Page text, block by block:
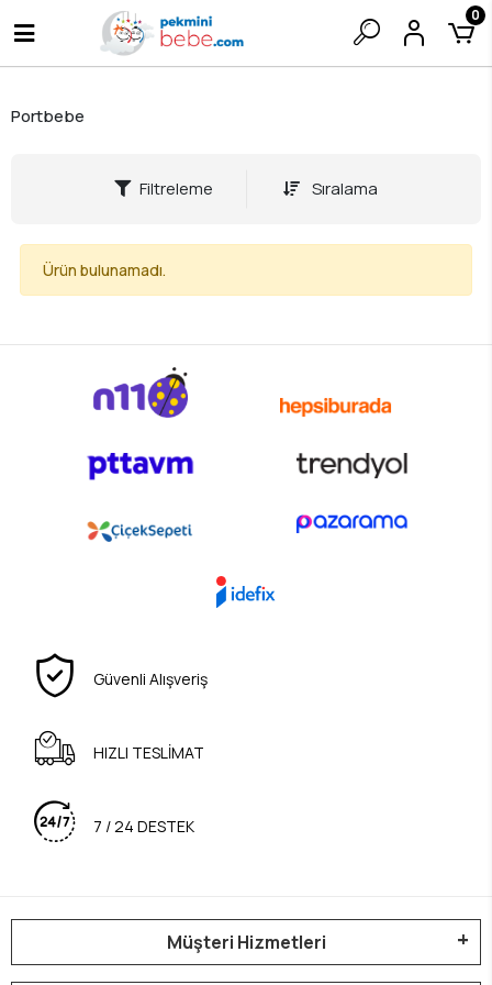
0
Portbebe
Filtreleme Sıralama
Ürün bulunamadı.
Güvenli Alışveriş
HIZLI TESLİMAT
7 / 24 DESTEK
Müşteri Hizmetleri